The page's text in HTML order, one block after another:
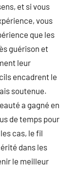
et si vous
vous
que les
guérison et
leur
encadrent le
soutenue.
a gagné en
de temps pour
cas, le fil
dans les
le meilleur